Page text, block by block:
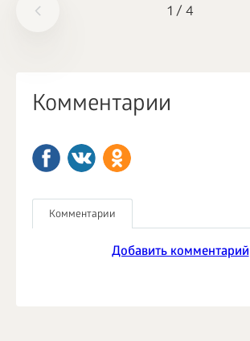
1 / 4
Комментарии
Комментарии
Добавить комментарий